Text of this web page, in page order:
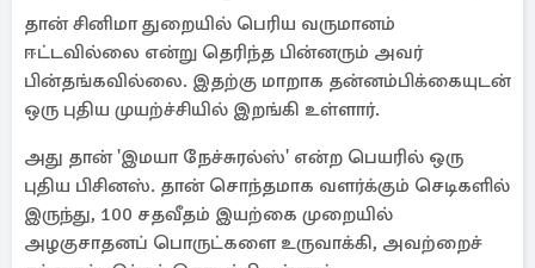
தான் சினிமா துறையில் பெரிய வருமானம்
ஈட்டவில்லை என்று தெரிந்த பின்னரும் அவர்
பின்தங்கவில்லை. இதற்கு மாறாக தன்னம்பிக்கையுடன்
ஒரு புதிய முயற்ச்சியில் இறங்கி உள்ளார்.
அது தான் 'இமயா நேச்சுரல்ஸ்' என்ற பெயரில் ஒரு
புதிய பிசினஸ். தான் சொந்தமாக வளர்க்கும் செடிகளில்
இருந்து, 100 சதவீதம் இயற்கை முறையில்
அழகுசாதனப் பொருட்களை உருவாக்கி, அவற்றைச்